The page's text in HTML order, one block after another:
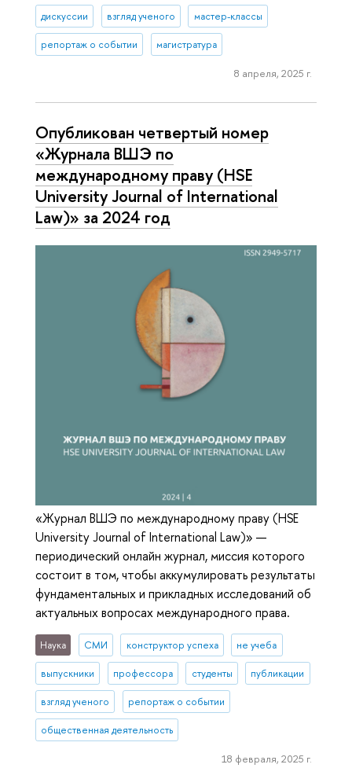
дискуссии взгляд ученого мастер-классы
репортаж о событии магистратура
8 апреля, 2025 г.
Опубликован четвертый номер
«Журнала ВШЭ по
международному праву (HSE
University Journal of International
Law)» за 2024 год
«Журнал ВШЭ по международному праву (HSE
University Journal of International Law)» —
периодический онлайн журнал, миссия которого
состоит в том, чтобы аккумулировать результаты
фундаментальных и прикладных исследований об
актуальных вопросах международного права.
Наука СМИ конструктор успеха не учеба
выпускники профессора студенты публикации
взгляд ученого репортаж о событии
общественная деятельность
18 февраля, 2025 г.